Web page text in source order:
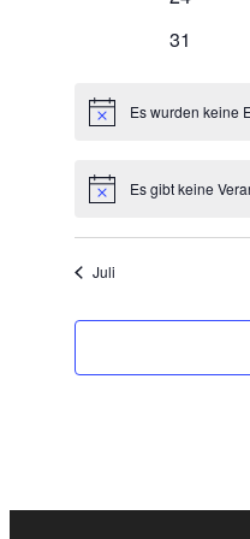
0
31
HinweisEs wurden keine
HinweisEs gibt keine
Juli